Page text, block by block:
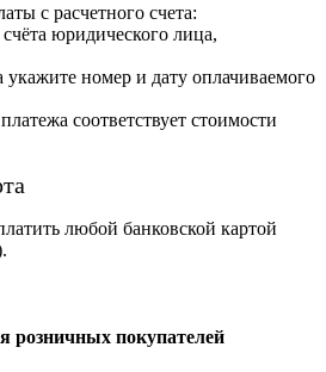
с расчетного счета:
юридического лица,
укажите номер и дату оплачиваемого
соответствует стоимости
любой банковской картой
розничных покупателей